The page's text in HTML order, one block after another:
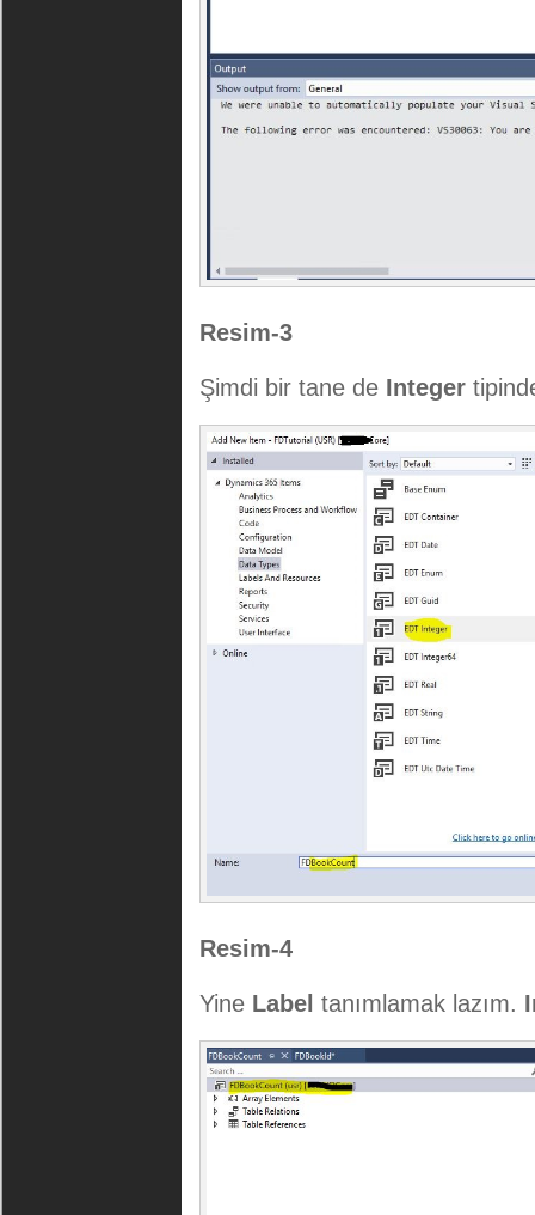
Resim-3
Şimdi bir tane de Integer
Resim-4
Yine Label tanımlamak lazım.